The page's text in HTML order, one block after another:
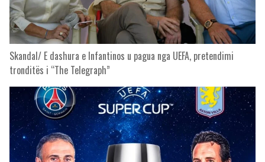
Skandal/ E dashura e Infantinos u pagua nga UEFA, pretendimi
tronditës i “The Telegraph”